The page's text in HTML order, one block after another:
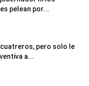
pelean por...
pero solo le
a...